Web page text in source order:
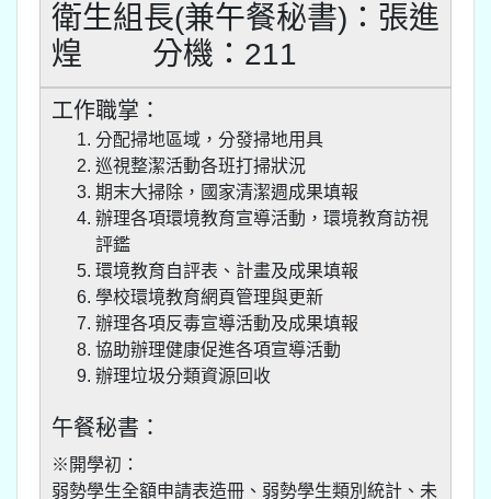
衛生組長(兼午餐秘書)：張進
煌 分機：211
工作職掌：
分配掃地區域，分發掃地用具
巡視整潔活動各班打掃狀況
期末大掃除，國家清潔週成果填報
辦理各項環境教育宣導活動，環境教育訪視
評鑑
環境教育自評表、計畫及成果填報
學校環境教育網頁管理與更新
辦理各項反毒宣導活動及成果填報
協助辦理健康促進各項宣導活動
辦理垃圾分類資源回收
午餐秘書：
※開學初：
弱勢學生全額申請表造冊、弱勢學生類別統計、未